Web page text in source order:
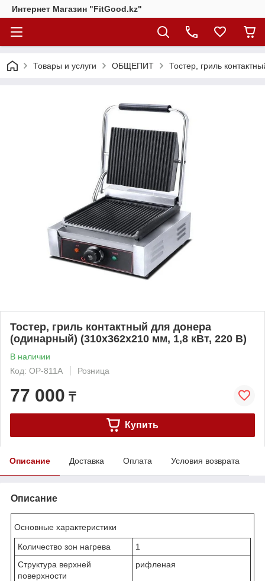
Интернет Магазин "FitGood.kz"
Товары и услуги ОБЩЕПИТ Тостер, гриль
Тостер, гриль контактный для донера
(одинарный) (310х362х210 мм, 1,8 кВт, 220 В)
В наличии
Код: OP-811A
Розница
77 000 ₸
Купить
Описание Доставка Оплата Условия возврата
Описание
Основные характеристики
Количество зон нагрева
1
Структура верхней
поверхности
рифленая